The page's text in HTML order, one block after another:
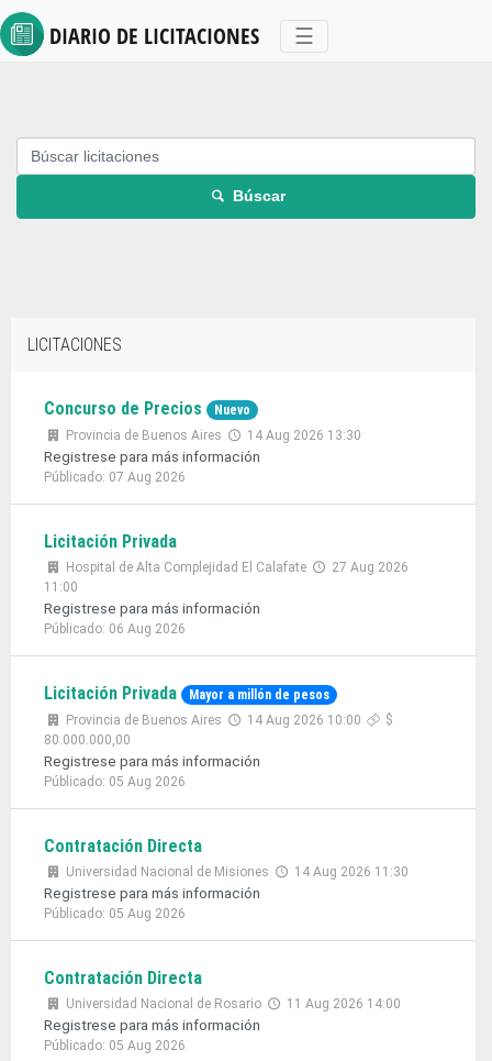
DIARIO DE LICITACIONES Toggle navigation
☰
Búscar
LICITACIONES
Concurso de Precios
Nuevo
Provincia de Buenos Aires
14 Aug 2026 13:30
Registrese para más información
Públicado: 07 Aug 2026
Licitación Privada
Hospital de Alta Complejidad El Calafate
27 Aug 2026
11:00
Registrese para más información
Públicado: 06 Aug 2026
Licitación Privada
Mayor a millón de pesos
Provincia de Buenos Aires
14 Aug 2026 10:00
$
80.000.000,00
Registrese para más información
Públicado: 05 Aug 2026
Contratación Directa
Universidad Nacional de Misiones 14 Aug 2026 11:30
Registrese para más información
Públicado: 05 Aug 2026
Contratación Directa
Universidad Nacional de Rosario 11 Aug 2026 14:00
Registrese para más información
Públicado: 05 Aug 2026